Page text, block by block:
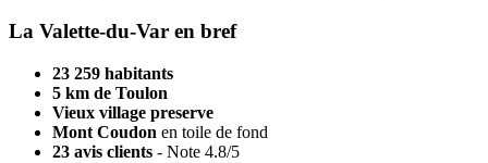
La Valette-du-Var en bref
23 259 habitants
5 km de Toulon
Vieux village preserve
Mont Coudon en toile de fond
23 avis clients - Note 4.8/5